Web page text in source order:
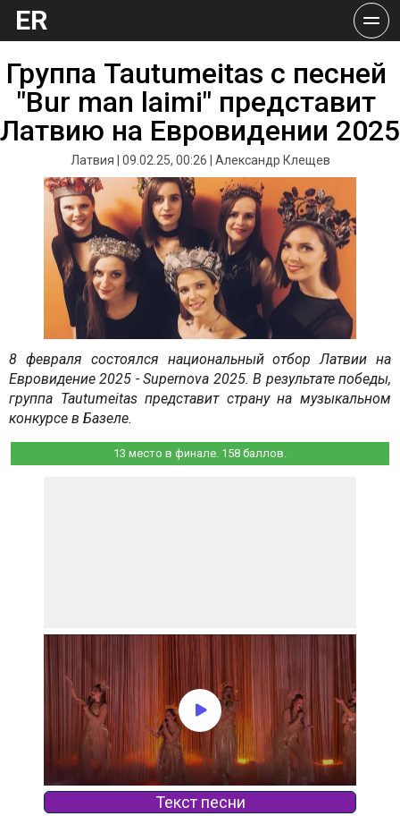
ER
Группа Tautumeitas с песней
"Bur man laimi" представит
Латвию на Евровидении 2025
Латвия | 09.02.25, 00:26 | Александр Клещев
8 февраля состоялся национальный отбор Латвии на
Евровидение 2025 - Supernova 2025. В результате победы,
группа Tautumeitas представит страну на музыкальном
конкурсе в Базеле.
13 место в финале. 158 баллов.
Текст песни